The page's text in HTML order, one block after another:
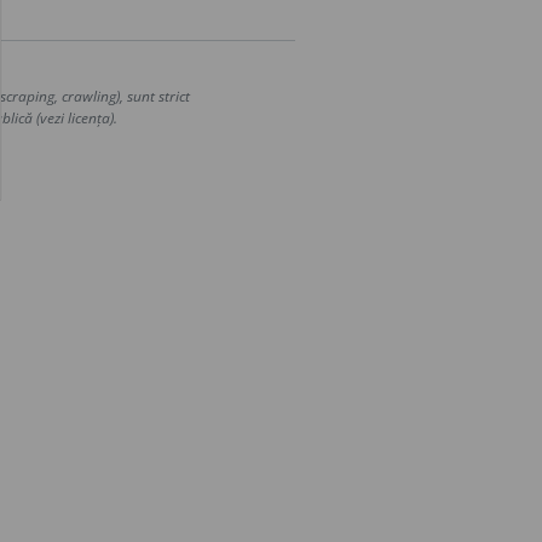
crawling), sunt strict
(vezi licența).